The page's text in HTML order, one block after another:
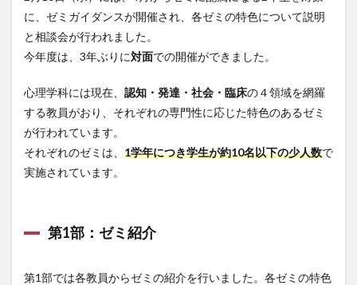
に、ゼミガイダンスが開催され、各ゼミの特色について説明
と相談会が行われました。
今年度は、3年ぶりに対面での開催ができました。
心理学科には現在、 認知・発達・社会・臨床の４領域を網羅
する教員がおり、それぞれの専門性に応じた特色のあるゼミ
が行われています。
それぞれのゼミは、 1学年につき学生が約10名以下の少人数で
実施されています。
第1部：ゼミ紹介
第1部では各教員からゼミの紹介を行いました。各ゼミの特色